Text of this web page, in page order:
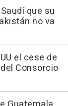
que su
no va
el cese de
Consorcio